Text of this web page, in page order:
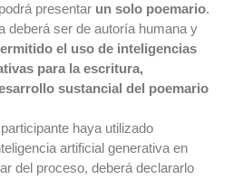
presentar un solo poemario.
deberá ser de autoría humana y
el uso de inteligencias
para la escritura,
sustancial del poemario
haya utilizado
artificial generativa en
del proceso, deberá declararlo